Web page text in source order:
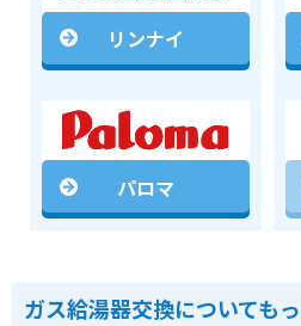
リンナイ
パロマ
ガス給湯器交換についても